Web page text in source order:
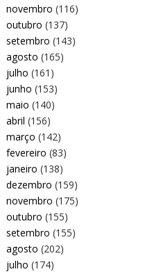
novembro (116)
outubro (137)
setembro (143)
agosto (165)
julho (161)
junho (153)
maio (140)
abril (156)
março (142)
fevereiro (83)
janeiro (138)
dezembro (159)
novembro (175)
outubro (155)
setembro (155)
agosto (202)
julho (174)